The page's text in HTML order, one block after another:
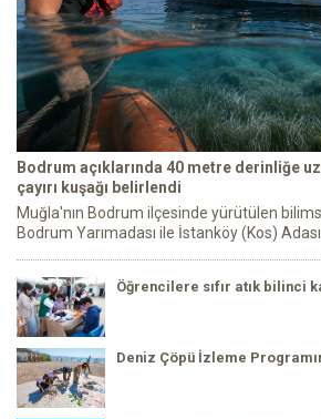
Bodrum açıklarında 40 metre derinliğe
çayırı kuşağı belirlendi
Muğla'nın Bodrum ilçesinde yürütülen
Bodrum Yarımadası ile İstanköy (Kos)
Öğrencilere sıfır atık bilinci
Deniz Çöpü İzleme